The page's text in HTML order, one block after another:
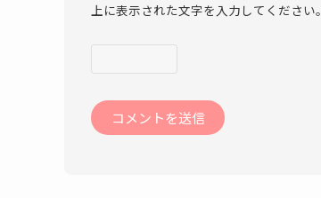
上に表示された文字を入力してください。